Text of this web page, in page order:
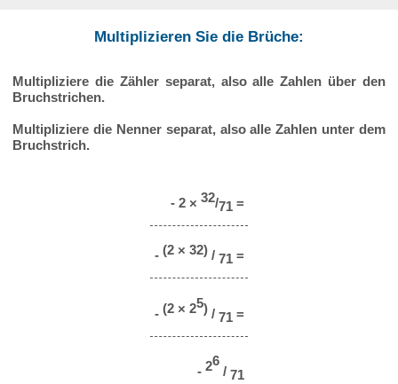
Multiplizieren Sie die Brüche:
Multipliziere die Zähler separat, also alle Zahlen über den
Bruchstrichen.
Multipliziere die Nenner separat, also alle Zahlen unter dem
Bruchstrich.
- 2 × 32/71 =
- (2 × 32)/ 71 =
- (2 × 25)/ 71 =
- 26
/ 71